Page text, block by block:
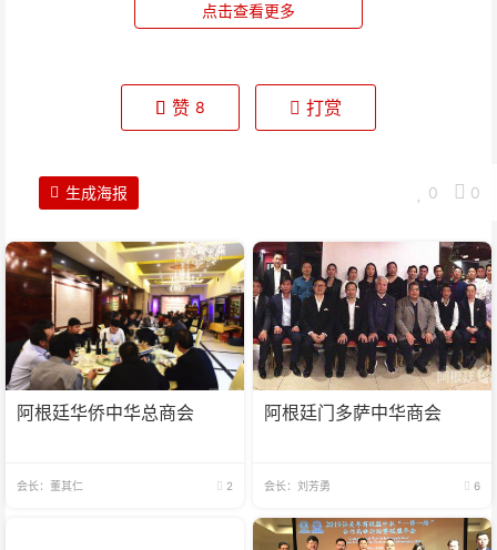
点击查看更多
赞 8 打赏
0 0
生成海报
阿根廷华侨中华总商会
会长：董其仁 2
阿根廷门多萨中华商会
会长：刘芳勇 6